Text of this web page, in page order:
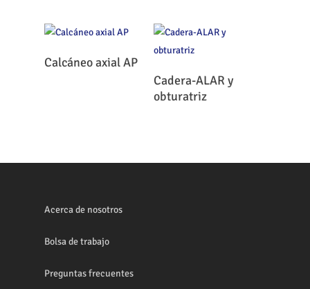
Leer Más
Calcáneo axial AP
Leer Más
Cadera-ALAR y
obturatriz
Acerca de nosotros
Bolsa de trabajo
Preguntas frecuentes